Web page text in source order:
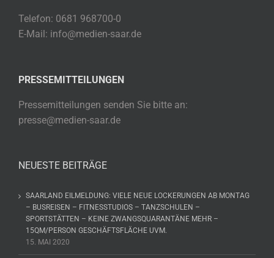
Telefon: 0681 968700-0
E-Mail: info@medien-saar.de
PRESSEMITTEILUNGEN
Pressemitteilungen senden Sie bitte an:
presse@medien-saar.de
NEUESTE BEITRÄGE
SAARLAND EILMELDUNG: VIELE NEUE LOCKERUNGEN AB MONTAG
– BUSREISEN – FITNESSTUDIOS – TANZSCHULEN –
SPORTSTÄTTEN – KEINE ZWANGSQUARANTÄNE MEHR –
15QM/PERSON GESCHÄFTSFLÄCHE UVM.
15. MAI 2020